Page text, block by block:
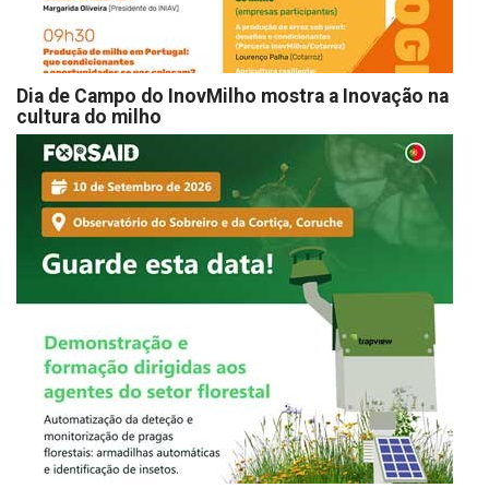
Dia de Campo do InovMilho mostra a Inovação na
cultura do milho